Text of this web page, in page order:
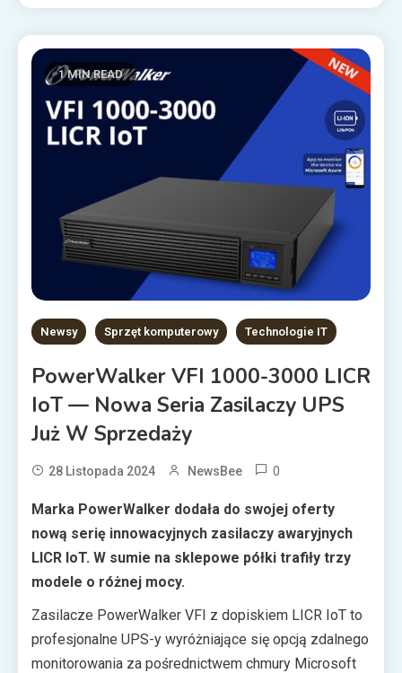
1 MIN READ
Newsy Sprzęt komputerowy Technologie IT
PowerWalker VFI 1000-3000 LICR
IoT — Nowa Seria Zasilaczy UPS
Już W Sprzedaży
28 Listopada 2024 NewsBee 0
Marka PowerWalker dodała do swojej oferty
nową serię innowacyjnych zasilaczy awaryjnych
LICR IoT. W sumie na sklepowe półki trafiły trzy
modele o różnej mocy.
Zasilacze PowerWalker VFI z dopiskiem LICR IoT to
profesjonalne UPS-y wyróżniające się opcją zdalnego
monitorowania za pośrednictwem chmury Microsoft